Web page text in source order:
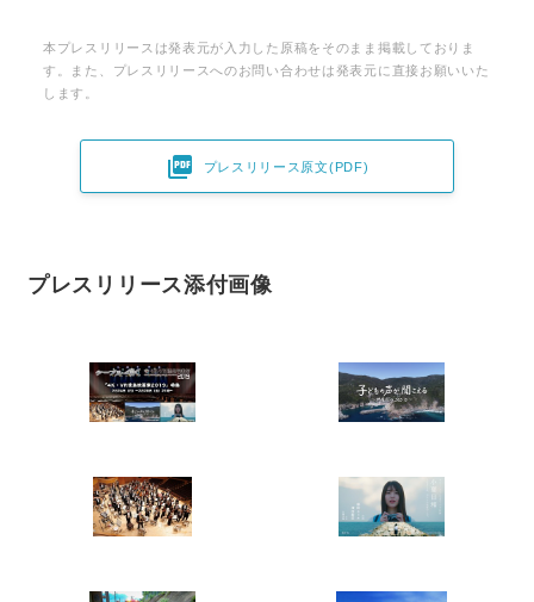
本プレスリリースは発表元が入力した原稿をそのまま掲載しておりま
す。また、プレスリリースへのお問い合わせは発表元に直接お願いいた
します。
 プレスリリース原文(PDF)
プレスリリース添付画像